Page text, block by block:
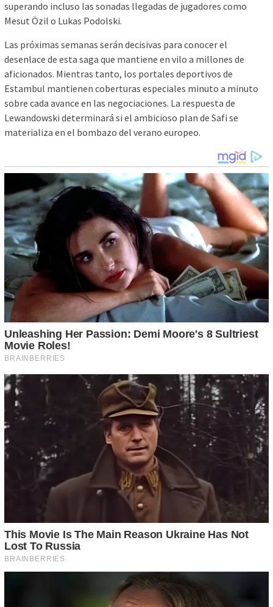
superando incluso las sonadas llegadas de jugadores como
Mesut Özil o Lukas Podolski.
Las próximas semanas serán decisivas para conocer el
desenlace de esta saga que mantiene en vilo a millones de
aficionados. Mientras tanto, los portales deportivos de
Estambul mantienen coberturas especiales minuto a minuto
sobre cada avance en las negociaciones. La respuesta de
Lewandowski determinará si el ambicioso plan de Safi se
materializa en el bombazo del verano europeo.